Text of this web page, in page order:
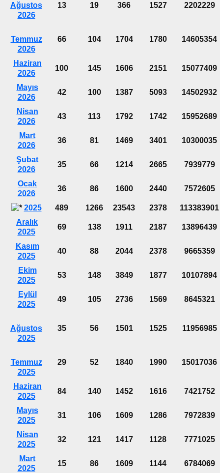
Ağustos
2026
13 19 366 1527 2202229
Temmuz
2026
66 104 1704 1780 14605354
Haziran
2026
100 145 1606 2151 15077409
Mayıs
2026
42 100 1387 5093 14502932
Nisan
2026
43 113 1792 1742 15952689
Mart
2026
36 81 1469 3401 10300035
Şubat
2026
35 66 1214 2665 7939779
Ocak
2026
36 86 1600 2440 7572605
2025 489 1266 23543 2378
113383901
Aralık
2025
69 138 1911 2187 13896439
Kasım
2025
40 88 2044 2378 9665359
Ekim
2025
53 148 3849 1877 10107894
Eylül
2025
49 105 2736 1569 8645321
Ağustos
2025
35 56 1501 1525 11956985
Temmuz
2025
29 52 1840 1990 15017036
Haziran
2025
84 140 1452 1616 7421752
Mayıs
2025
31 106 1609 1286 7972839
Nisan
2025
32 121 1417 1128 7771025
Mart
2025
15 86 1609 1144 6784069